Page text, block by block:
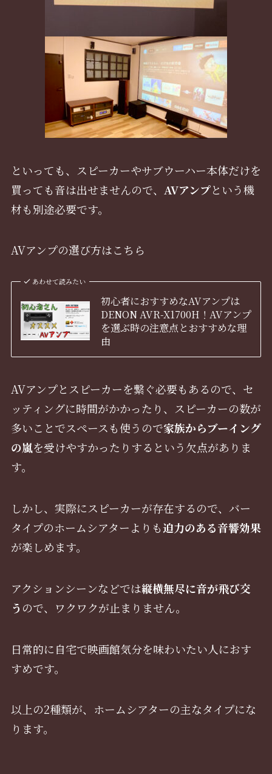
といっても、スピーカーやサブウーハー本体だけを
買っても音は出せませんので、 AVアンプという機
材も別途必要です。
AVアンプの選び方はこちら
あわせて読みたい
初心者におすすめなAVアンプは
DENON AVR-X1700H！AVアンプ
を選ぶ時の注意点とおすすめな理
由
AVアンプとスピーカーを繋ぐ必要もあるので、セ
ッティングに時間がかかったり、スピーカーの数が
多いことでスペースも使うので家族からブーイング
の嵐を受けやすかったりするという欠点がありま
す。
しかし、実際にスピーカーが存在するので、バー
タイプのホームシアターよりも迫力のある音響効果
が楽しめます。
アクションシーンなどでは縦横無尽に音が飛び交
う ので、ワクワクが止まりません。
日常的に自宅で映画館気分を味わいたい人におす
すめです。
以上の2種類が、ホームシアターの主なタイプにな
ります。